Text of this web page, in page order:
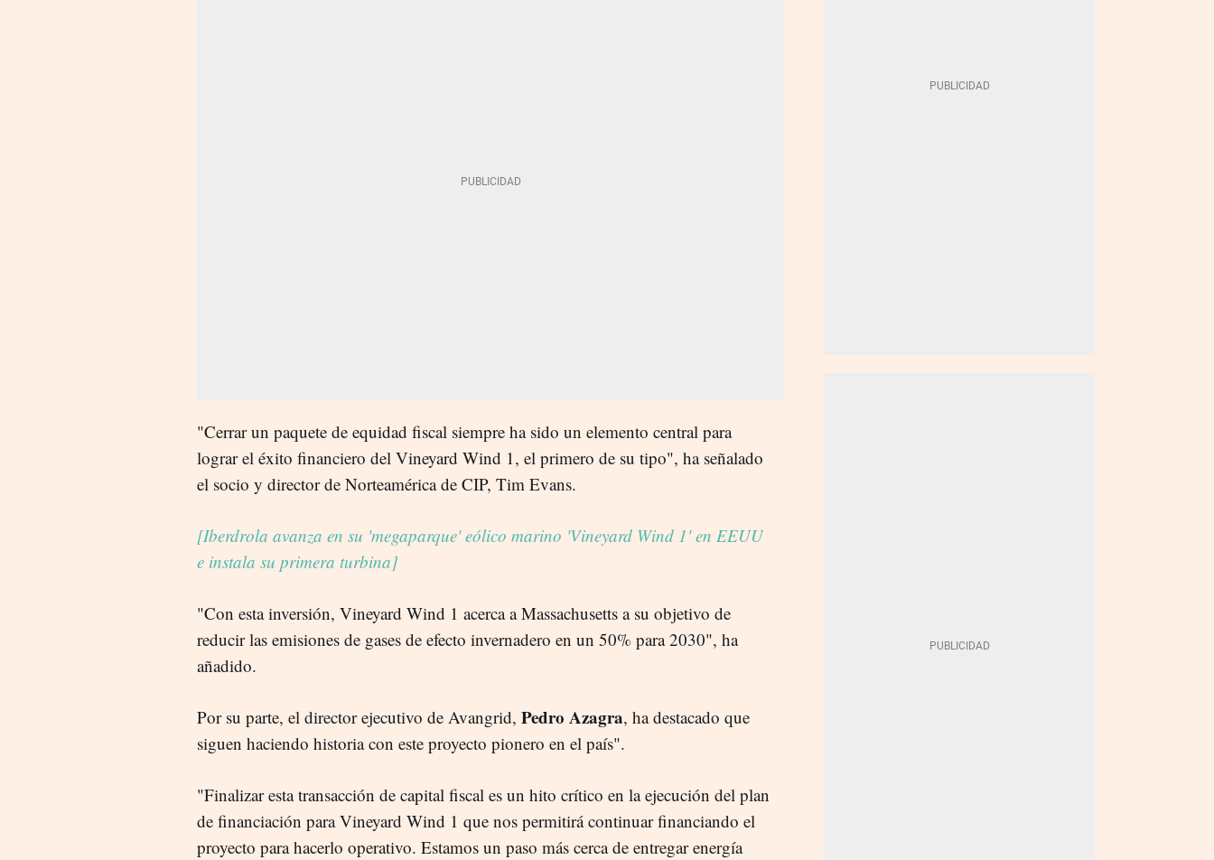
"Cerrar un paquete de equidad fiscal siempre ha sido un elemento central para
lograr el éxito financiero del Vineyard Wind 1, el primero de su tipo", ha señalado
el socio y director de Norteamérica de CIP, Tim Evans.
[Iberdrola avanza en su 'megaparque' eólico marino 'Vineyard Wind 1' en EEUU
e instala su primera turbina]
"Con esta inversión, Vineyard Wind 1 acerca a Massachusetts a su objetivo de
reducir las emisiones de gases de efecto invernadero en un 50% para 2030", ha
añadido.
Por su parte, el director ejecutivo de Avangrid, Pedro Azagra, ha destacado que
siguen haciendo historia con este proyecto pionero en el país".
"Finalizar esta transacción de capital fiscal es un hito crítico en la ejecución del plan
de financiación para Vineyard Wind 1 que nos permitirá continuar financiando el
proyecto para hacerlo operativo. Estamos un paso más cerca de entregar energía